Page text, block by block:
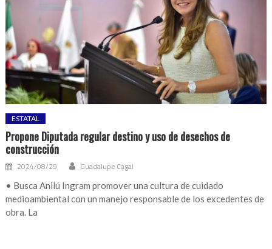
ESTATAL
Propone Diputada regular destino y uso de desechos de
construcción
2024/08/29 Guadalupe Cagal
• Busca Anilú Ingram promover una cultura de cuidado
medioambiental con un manejo responsable de los excedentes de
obra. La